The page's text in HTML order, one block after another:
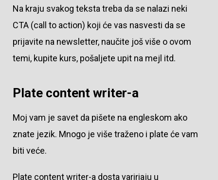
Na kraju svakog teksta treba da se nalazi neki
CTA (call to action) koji će vas nasvesti da se
prijavite na newsletter, naučite još više o ovom
temi, kupite kurs, pošaljete upit na mejl itd.
Plate content writer-a
Moj vam je savet da pišete na engleskom ako
znate jezik. Mnogo je više traženo i plate će vam
biti veće.
Plate content writer-a dosta variriaju u